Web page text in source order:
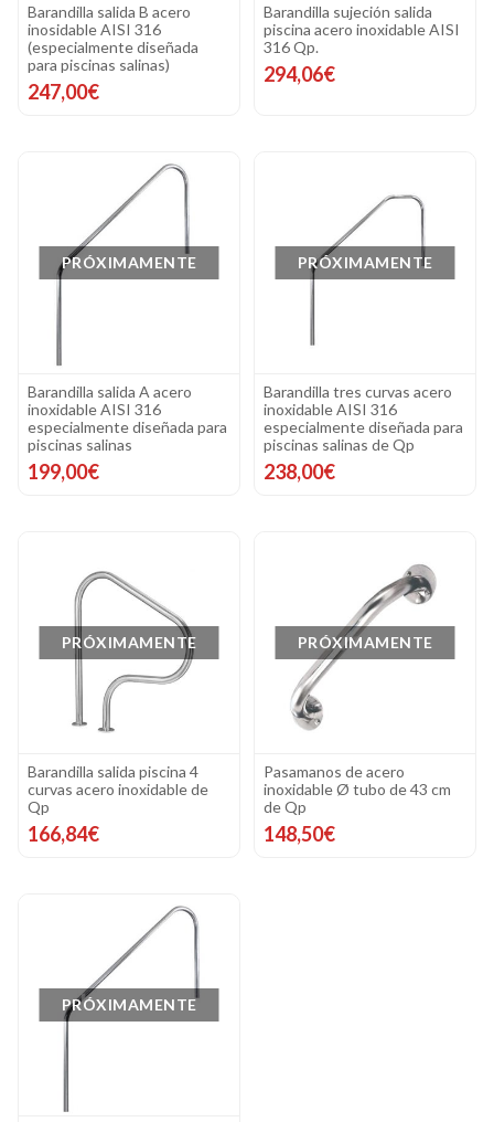
Barandilla salida B acero
inosidable AISI 316
(especialmente diseñada
para piscinas salinas)
247,00€
Barandilla sujeción salida
piscina acero inoxidable AISI
316 Qp.
294,06€
PRÓXIMAMENTE
Barandilla salida A acero
inoxidable AISI 316
especialmente diseñada para
piscinas salinas
199,00€
PRÓXIMAMENTE
Barandilla tres curvas acero
inoxidable AISI 316
especialmente diseñada para
piscinas salinas de Qp
238,00€
PRÓXIMAMENTE
Barandilla salida piscina 4
curvas acero inoxidable de
Qp
166,84€
PRÓXIMAMENTE
Pasamanos de acero
inoxidable Ø tubo de 43 cm
de Qp
148,50€
PRÓXIMAMENTE